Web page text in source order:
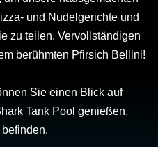
und Nudelgerichte und
zu teilen. Vervollständigen
berühmten Pfirsich Bellini!
Sie einen Blick auf
Tank Pool genießen,